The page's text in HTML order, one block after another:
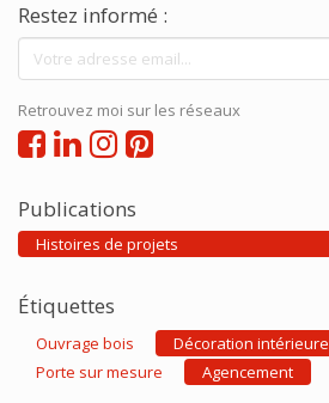
Restez informé :
Retrouvez moi sur les réseaux
Publications
Histoires de projets
Étiquettes
Ouvrage bois Décoration intérieure
Porte sur mesure
Agencement